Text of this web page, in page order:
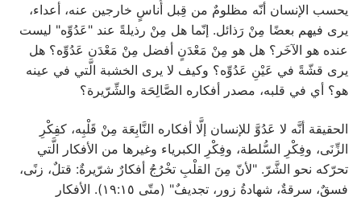
يحسب الإنسان أنّه مظلومٌ من قِبل أُناسٍ خارجين عنه، أعداء،
يرى فيهم بعضًا مِنْ رَذائل. إنّما هل مِنْ رذيلةً عند "عَدُوِّه" ليست
عنده هو الآخَر؟ هل هو مِنْ مَعْدَنٍ أفضل مِنْ مَعْدَن عَدُوِّه؟ هل
يرى قشّةً في عَيْنِ عَدُوِّه؟ وكيف لا يرى الخشبة الَّتي في عينه
هو؟ أي في قلبه، مصدر أفكاره الصَّالِحَة والشِّرّيرة؟
الحقيقة أنَّه لا عَدُوَّ للإنسان إلَّا أفكاره النَّابِعَة مِنْ قَلْبِه، كفِكْرِ
الزِّنَى، وفِكْرِ السُّلطة، وفِكْرِ الكبرياء وغيرها من الأفكار الَّتي
تحرّكه نحو الشَّرّ. "لأنّ مِنَ القلْبِ تخْرُجُ أفكارٌ شرّيرةٌ: قتلٌ، زنًى،
فسقٌ، سرقةٌ، شهادةُ زورٍ، تجديفٌ" (متّى ١٩:١٥). الأفكار